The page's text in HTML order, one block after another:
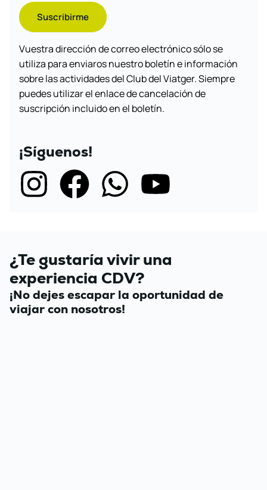
Suscribirme
Vuestra dirección de correo electrónico sólo se
utiliza para enviaros nuestro boletín e información
sobre las actividades del Club del Viatger. Siempre
puedes utilizar el enlace de cancelación de
suscripción incluido en el boletín.
¡Síguenos!
¿Te gustaría vivir una
experiencia CDV?
¡No dejes escapar la oportunidad de
viajar con nosotros!